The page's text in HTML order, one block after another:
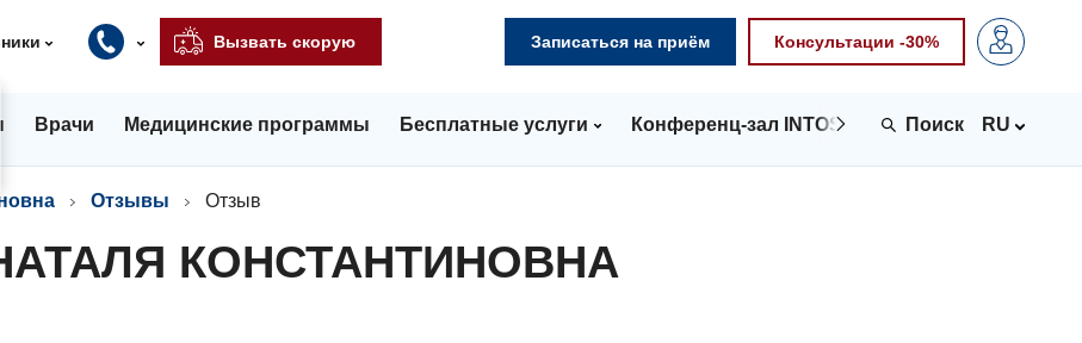
Вызвать скорую Записаться на приём Консультации -30%
Врачи Медицинские программы Бесплатные услуги Конференц-зал INTOSPACE Контакты
RU
Отзывы Отзыв
КОНСТАНТИНОВНА